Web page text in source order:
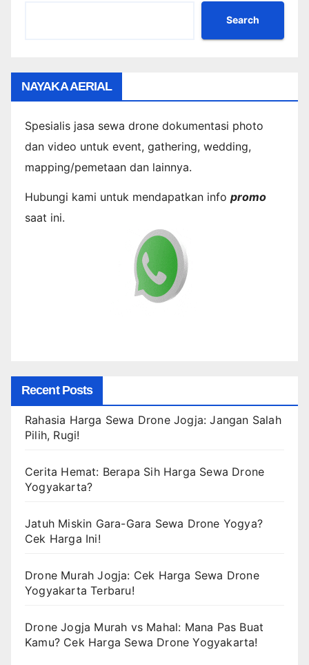
Search
NAYAKA AERIAL
Spesialis jasa sewa drone dokumentasi photo
dan video untuk event, gathering, wedding,
mapping/pemetaan dan lainnya.
Hubungi kami untuk mendapatkan info promo
saat ini.
Recent Posts
Rahasia Harga Sewa Drone Jogja: Jangan Salah
Pilih, Rugi!
Cerita Hemat: Berapa Sih Harga Sewa Drone
Yogyakarta?
Jatuh Miskin Gara-Gara Sewa Drone Yogya?
Cek Harga Ini!
Drone Murah Jogja: Cek Harga Sewa Drone
Yogyakarta Terbaru!
Drone Jogja Murah vs Mahal: Mana Pas Buat
Kamu? Cek Harga Sewa Drone Yogyakarta!